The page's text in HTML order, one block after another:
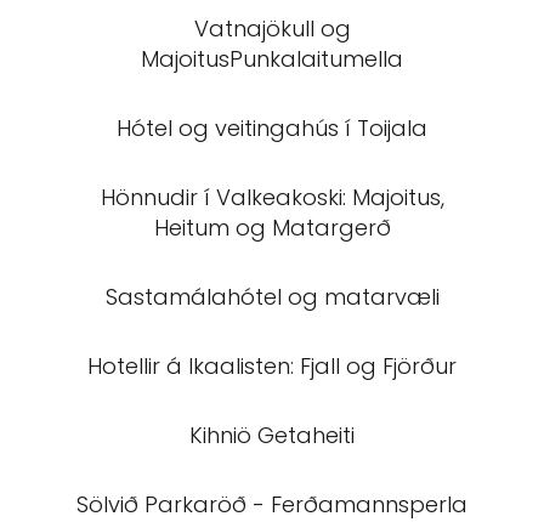
Vatnajökull og
MajoitusPunkalaitumella
Hótel og veitingahús í Toijala
Hönnudir í Valkeakoski: Majoitus,
Heitum og Matargerð
Sastamálahótel og matarvæli
Hotellir á Ikaalisten: Fjall og Fjörður
Kihniö Getaheiti
Sölvið Parkaröð - Ferðamannsperla